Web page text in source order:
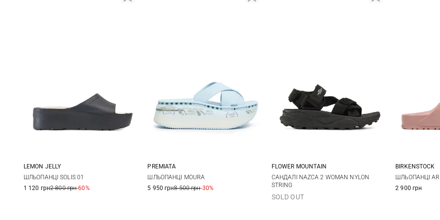
36 37
LEMON JELLY
ШЛЬОПАНЦІ SOLIS 01
1 120 грн2 800 грн-60%
36 37
PREMIATA
ШЛЬОПАНЦІ MOURA
5 950 грн8 500 грн-30%
35 36 37
39
FLOWER MOUNTAIN
САНДАЛІ NAZCA 2 WOMAN NYLON
STRING
SOLD OUT
36
BIRKENSTOCK
ШЛЬОПАНЦІ
2 900 грн